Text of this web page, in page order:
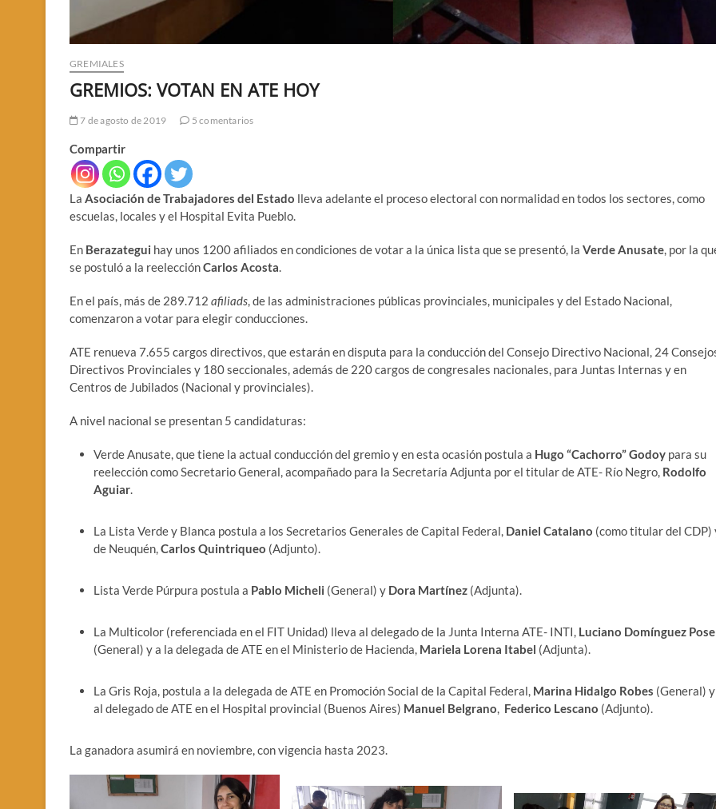
GREMIALES
GREMIOS: VOTAN EN ATE HOY
7 de agosto de 2019 5 comentarios
Compartir
La Asociación de Trabajadores del Estado lleva adelante el proceso electoral con normalidad en todos los sectores, como
escuelas, locales y el Hospital Evita Pueblo.
En Berazategui hay unos 1200 afiliados en condiciones de votar a la única lista que se presentó, la Verde Anusate, por la
se postuló a la reelecciónCarlos Acosta.
En el país, más de 289.712 afiliads, de las administraciones públicas provinciales, municipales y del Estado Nacional,
comenzaron a votar para elegir conducciones.
ATE renueva 7.655 cargos directivos, que estarán en disputa para la conducción del Consejo Directivo Nacional, 24
Directivos Provinciales y 180 seccionales, además de 220 cargos de congresales nacionales, para Juntas Internas y en
Centros de Jubilados (Nacional y provinciales).
A nivel nacional se presentan 5 candidaturas:
Verde Anusate, que tiene la actual conducción del gremio y en esta ocasión postula a Hugo “Cachorro” Godoy para su
reelección como Secretario General, acompañado para la Secretaría Adjunta por el titular de ATE- Río Negro, Rodolfo
Aguiar.
La Lista Verde y Blanca postula a los Secretarios Generales de Capital Federal, Daniel Catalano (como titular del CDP)
de Neuquén,Carlos Quintriqueo (Adjunto).
Lista Verde Púrpura postula a Pablo Micheli (General) y Dora Martínez (Adjunta).
La Multicolor (referenciada en el FIT Unidad) lleva al delegado de la Junta Interna ATE- INTI, Luciano Domínguez Pose
(General) y a la delegada de ATE en el Ministerio de Hacienda, Mariela Lorena Itabel (Adjunta).
La Gris Roja, postula a la delegada de ATE en Promoción Social de la Capital Federal, Marina Hidalgo Robes (General) y
al delegado de ATE en el Hospital provincial (Buenos Aires) Manuel Belgrano, Federico Lescano (Adjunto).
La ganadora asumirá en noviembre, con vigencia hasta 2023.